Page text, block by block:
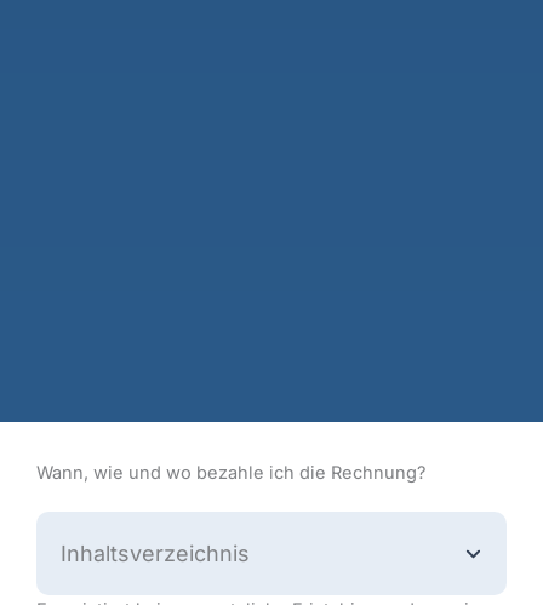
Wann, wie und wo bezahle ich die Rechnung?
Inhaltsverzeichnis